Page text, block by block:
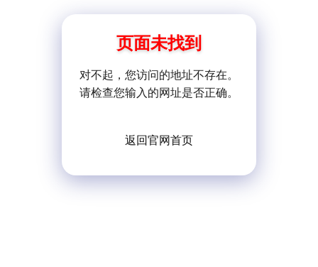
页面未找到
对不起，您访问的地址不存在。
请检查您输入的网址是否正确。
返回官网首页